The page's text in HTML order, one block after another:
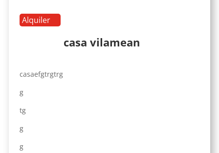
Alquiler
casa vilamean
casaefgtrgtrg
g
tg
g
g